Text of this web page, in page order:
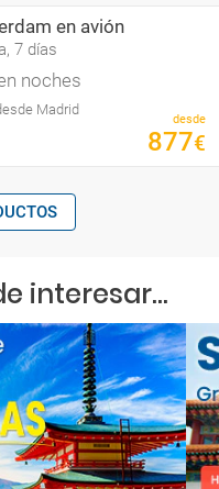
en avión
7 días
noches
Madrid
desde
877€
interesar...